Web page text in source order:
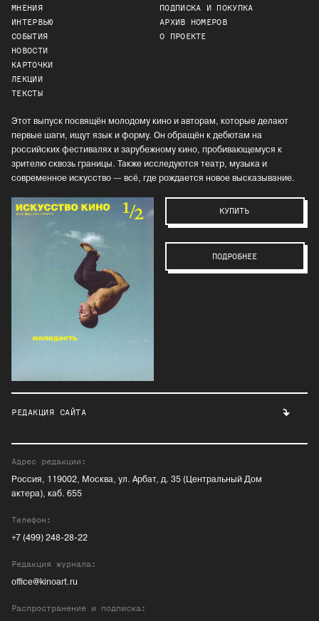
МНЕНИЯ
ИНТЕРВЬЮ
СОБЫТИЯ
НОВОСТИ
КАРТОЧКИ
ЛЕКЦИИ
ТЕКСТЫ
ПОДПИСКА И ПОКУПКА
АРХИВ НОМЕРОВ
О ПРОЕКТЕ
Этот выпуск посвящён молодому кино и авторам, которые делают
первые шаги, ищут язык и форму. Он обращён к дебютам на
российских фестивалях и зарубежному кино, пробивающемуся к
зрителю сквозь границы. Также исследуются театр, музыка и
современное искусство — всё, где рождается новое высказывание.
КУПИТЬ
ПОДРОБНЕЕ
РЕДАКЦИЯ САЙТА
Адрес редакции:
Россия, 119002, Москва, ул. Арбат, д. 35 (Центральный Дом
актера), каб. 655
Телефон:
+7 (499) 248-28-22
Редакция журнала:
office@kinoart.ru
Распространение и подписка: